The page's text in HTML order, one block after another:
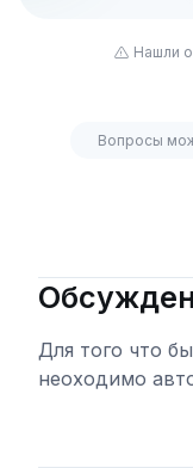
Нашли
Вопросы
Для того что
неоходимо